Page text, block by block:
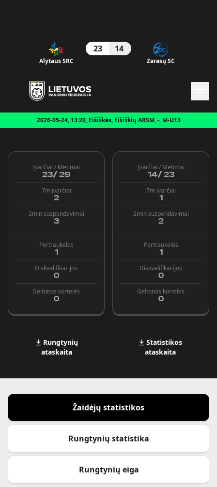
Naujienos
Rinktinės
Čempionatai
Antidopingas
2026-05-24, 13:20, Eišiškės, Eišiškių ARSM, -, M-U13
Alytaus SRC
23 14
Zarasų SC
Įvarčiai / Metimai
23/ 29
7m įvarčiai
2
2min suspendavimai
3
Pertraukėlės
1
Diskvalifikacijos
0
Geltonos kortelės
0
Įvarčiai / Metimai
14/ 23
7m įvarčiai
1
2min suspendavimai
2
Pertraukėlės
1
Diskvalifikacijos
0
Geltonos kortelės
0
Rungtynių
ataskaita
Statistikos
ataskaita
Žaidėjų statistikos
Rungtynių statistika
Rungtynių eiga